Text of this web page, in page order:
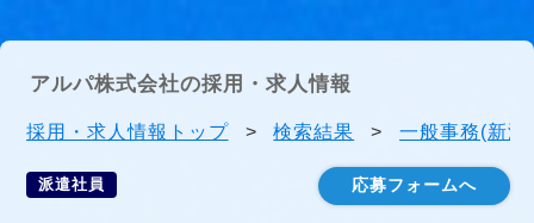
アルパ株式会社の採用・求人情報
採用・求人情報トップ > 検索結果 > 一般事務(新潟
派遣社員 応募フォームへ